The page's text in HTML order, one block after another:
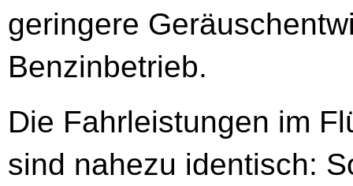
geringere
Benzinbetrieb.
Die Fahrleistungen im
sind nahezu identisch: